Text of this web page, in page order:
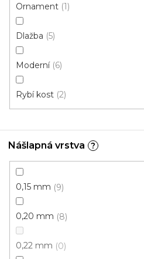
Ornament 1
Dlažba 5
Moderní 6
Rybí kost 2
Nášlapná vrstva ?
0,15 mm 9
0,20 mm 8
0,22 mm 0
Akce